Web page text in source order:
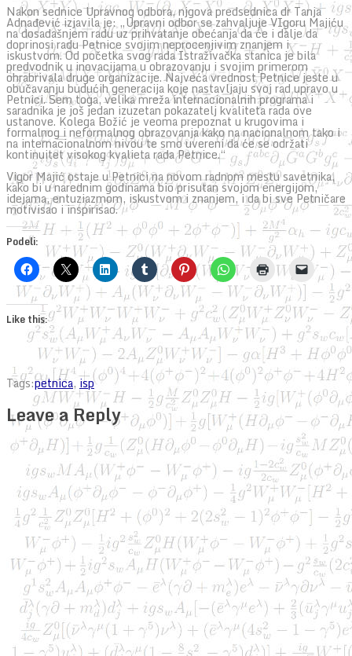
Nakon sednice Upravnog odbora, njgova predsednica dr Tanja
Adnađević izjavila je: „Upravni odbor se zahvaljuje VIgoru Majiću
na dosadašnjem radu uz prihvatanje obećanja da će i dalje da
doprinosi radu Petnice svojim neprocenjivim znanjem i
iskustvom. Od početka svog rada Istraživačka stanica je bila
predvodnik u inovacijama u obrazovanju i svojim primerom
ohrabrivala druge organizacije. Najveća vrednost Petnice jeste u
obučavanju budućih generacija koje nastavljaju svoj rad upravo u
Petnici. Sem toga, velika mreža internacionalnih programa i
saradnika je još jedan izuzetan pokazatelj kvaliteta rada ove
ustanove. Kolega Božić je veoma prepoznat u krugovima i
formalnog i neformalnog obrazovanja kako na nacionalnom tako i
na internacionalnom nivou te smo uvereni da će se održati
kontinuitet visokog kvalieta rada Petnice.“
Vigor Majić ostaje u Petnici na novom radnom mestu savetnika,
kako bi u narednim godinama bio prisutan svojom energijom,
idejama, entuziazmom, iskustvom i znanjem, i da bi sve Petničare
motivisao i inspirisao.
Podeli:
Like this:
Tags:petnica, isp
Leave a Reply